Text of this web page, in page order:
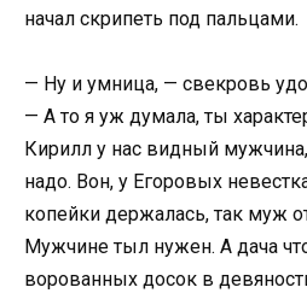
начал скрипеть под пальцами.
— Ну и умница, — свекровь
— А то я уж думала, ты
Кирилл у нас видный
надо. Вон, у Егоровых
копейки держалась, так муж
Мужчине тыл нужен. А дача
ворованных досок в